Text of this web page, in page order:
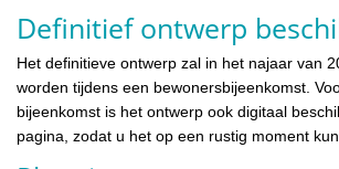
Definitief ontwerp
Het definitieve ontwerp zal in het najaar van
worden tijdens een bewonersbijeenkomst.
bijeenkomst is het ontwerp ook digitaal
pagina, zodat u het op een rustig moment